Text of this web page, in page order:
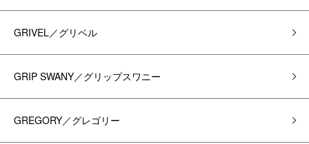
GRIVEL／グリベル
GRIP SWANY／グリップスワニー
GREGORY／グレゴリー